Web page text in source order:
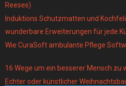
Reeses)
Induktions Schutzmatten und
wunderbare Erweiterungen für jede
Wie CuraSoft ambulante Pflege
16 Wege um ein besserer Mensch zu
Echter oder künstlicher